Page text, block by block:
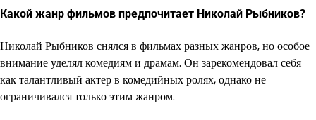
Какой жанр фильмов предпочитает Николай Рыбников?
Николай Рыбников снялся в фильмах разных жанров, но особое
внимание уделял комедиям и драмам. Он зарекомендовал себя
как талантливый актер в комедийных ролях, однако не
ограничивался только этим жанром.